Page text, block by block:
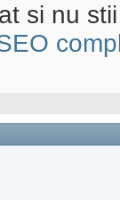
si nu